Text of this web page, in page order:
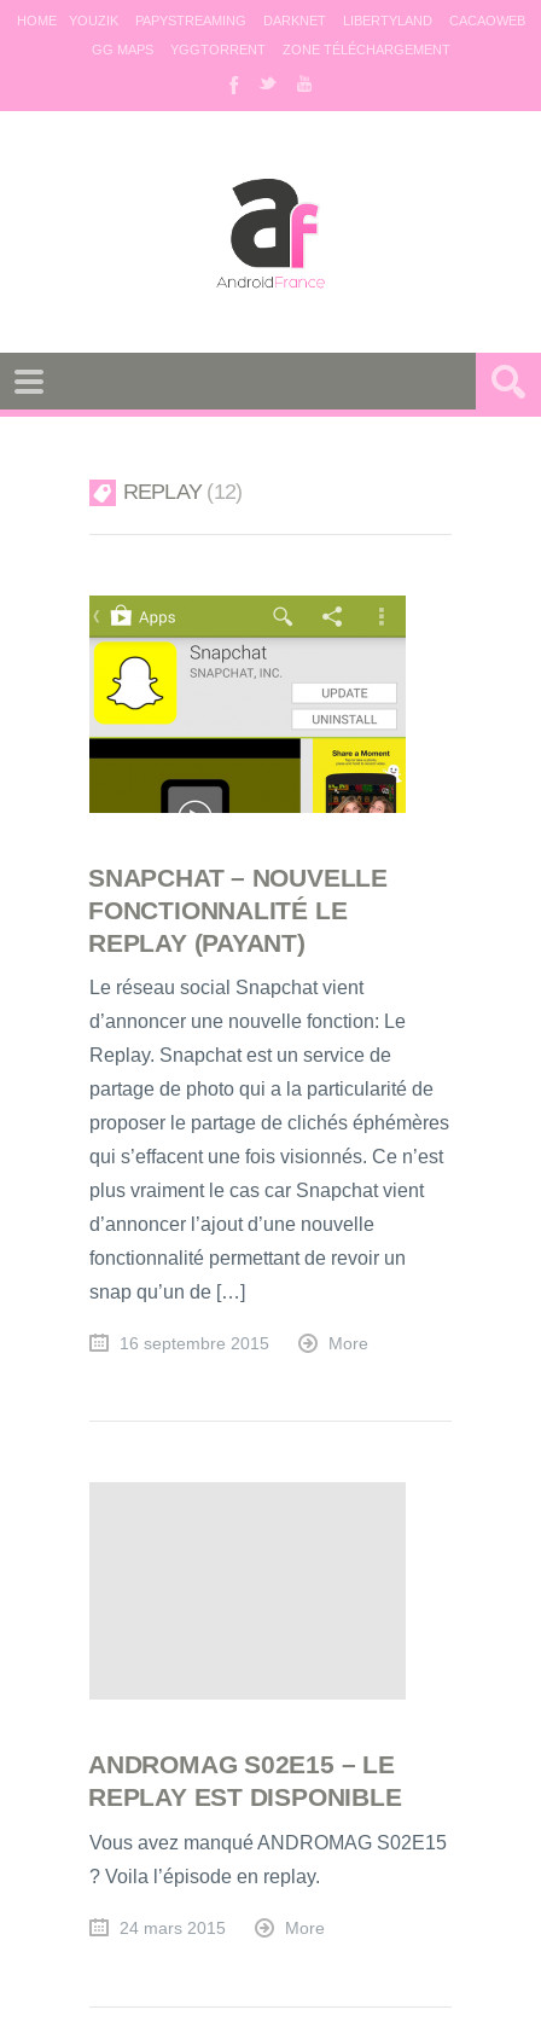
HOME YOUZIK PAPYSTREAMING DARKNET LIBERTYLAND
CACAOWEB
GG MAPS
YGGTORRENT ZONE TÉLÉCHARGEMENT
REPLAY 12
SNAPCHAT – NOUVELLE
FONCTIONNALITÉ LE
REPLAY (PAYANT)
Le réseau social Snapchat vient
d’annoncer une nouvelle fonction: Le
Replay. Snapchat est un service de
partage de photo qui a la particularité de
proposer le partage de clichés éphémères
qui s’effacent une fois visionnés. Ce n’est
plus vraiment le cas car Snapchat vient
d’annoncer l’ajout d’une nouvelle
fonctionnalité permettant de revoir un
snap qu’un de […]
16 septembre 2015 More
ANDROMAG S02E15 – LE
REPLAY EST DISPONIBLE
Vous avez manqué ANDROMAG S02E15
? Voila l’épisode en replay.
24 mars 2015 More